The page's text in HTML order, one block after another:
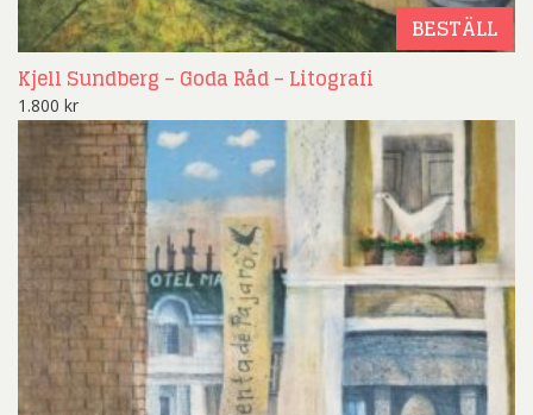
BESTÄLL
Kjell Sundberg – Goda Råd – Litografi
1.800 kr